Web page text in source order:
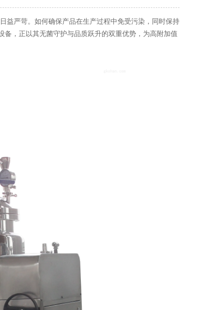
严苛。如何确保产品在生产过程中免受污染，同时保持
，正以其无菌守护与品质跃升的双重优势，为高附加值